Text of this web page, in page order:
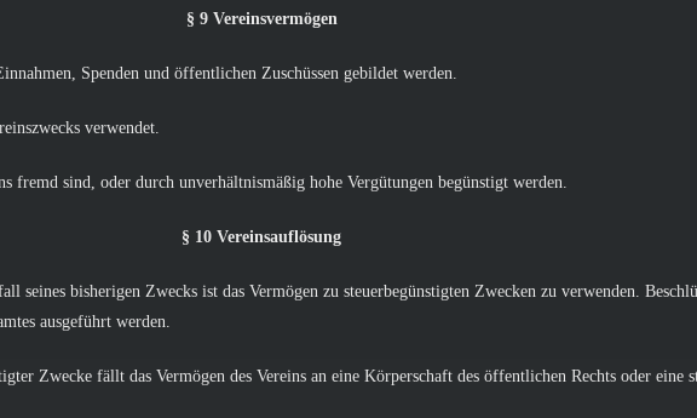
§ 9 Vereinsvermögen
Spenden und öffentlichen Zuschüssen gebildet werden.
verwendet.
fremd sind, oder durch unverhältnismäßig hohe Vergütungen begünstigt werden.
§ 10 Vereinsauflösung
seines bisherigen Zwecks ist das Vermögen zu steuerbegünstigten Zwecken zu verwenden.
ausgeführt werden.
Zwecke fällt das Vermögen des Vereins an eine Körperschaft des öffentlichen Rechts oder eine